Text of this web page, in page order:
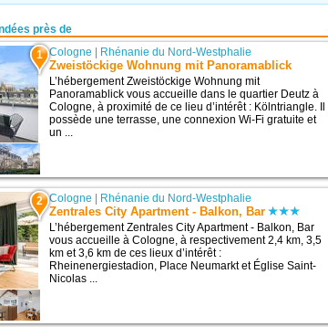
près de
1 Cologne | Rhénanie du Nord-Westphalie
Zweistöckige Wohnung mit Panoramablick
L’hébergement Zweistöckige Wohnung mit
Panoramablick vous accueille dans le quartier Deutz à
Cologne, à proximité de ce lieu d’intérêt : Kölntriangle. Il
possède une terrasse, une connexion Wi-Fi gratuite et
un ...
2 Cologne | Rhénanie du Nord-Westphalie
Zentrales City Apartment - Balkon, Bar
L’hébergement Zentrales City Apartment - Balkon, Bar
vous accueille à Cologne, à respectivement 2,4 km, 3,5
km et 3,6 km de ces lieux d’intérêt :
Rheinenergiestadion, Place Neumarkt et Église Saint-
Nicolas ...